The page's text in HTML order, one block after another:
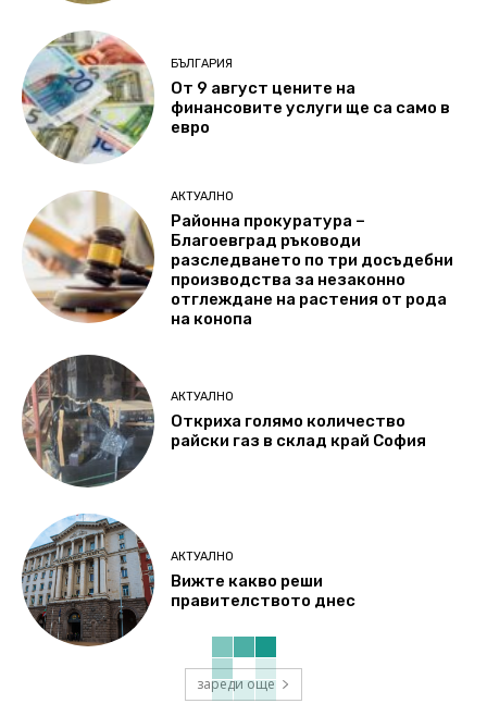
БЪЛГАРИЯ
От 9 август цените на
финансовите услуги ще са само в
евро
АКТУАЛНО
Районна прокуратура –
Благоевград ръководи
разследването по три досъдебни
производства за незаконно
отглеждане на растения от рода
на конопа
АКТУАЛНО
Откриха голямо количество
райски газ в склад край София
АКТУАЛНО
Вижте какво реши
правителството днес
зареди още